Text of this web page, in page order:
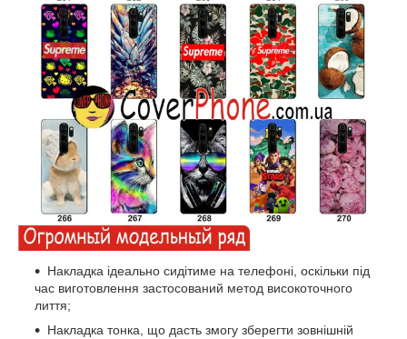
Накладка ідеально сидітиме на телефоні, оскільки під
час виготовлення застосований метод високоточного
лиття;
Накладка тонка, що дасть змогу зберегти зовнішній